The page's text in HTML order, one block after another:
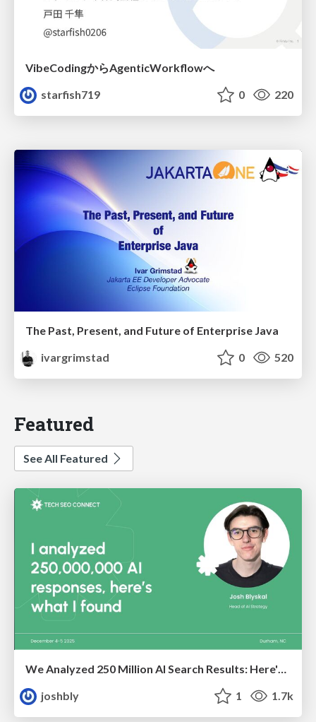
VibeCodingからAgenticWorkflowへ
starfish719
0 220
The Past, Present, and Future of Enterprise Java
ivargrimstad
0 520
Featured
See All Featured
We Analyzed 250 Million AI Search Results: Here's What I Found
joshbly
1 1.7k